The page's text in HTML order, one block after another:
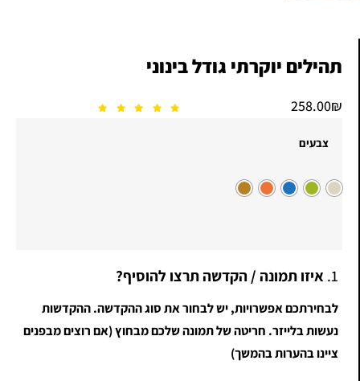
תהילים יוקרתי גודל בינוני
258.00₪
צבעים
1. איזו תמונה / הקדשה תרצו להוסיף?
לבחירתכם אפשרויות, יש לבחור את סוג ההקדשה. ההקדשות
נעשות בלייזר. חריטה של תמונה שלכם מבחוץ (אם רוצים מבפנים
ציינו בהערות בהמשך)